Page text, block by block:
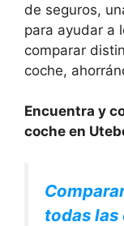
de seguros,
para ayudar a
comparar
coche,
Encuentra y
coche en
todas las